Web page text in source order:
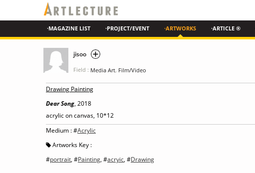
·MAGAZINE LIST ·PROJECT/EVENT ·ARTWORKS ·ARTICLE ®
jisoo
Field : Media Art Film/Video
Drawing Painting
Dear Song, 2018
acrylic on canvas, 10*12
Medium : #Acrylic
Artworks Key :
#portrait, #Painting, #acryic, #Drawing